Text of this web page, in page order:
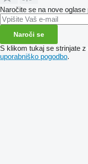
Naročite se na nove
Naroči se
S klikom tukaj se strinjate z
uporabniško pogodbo.